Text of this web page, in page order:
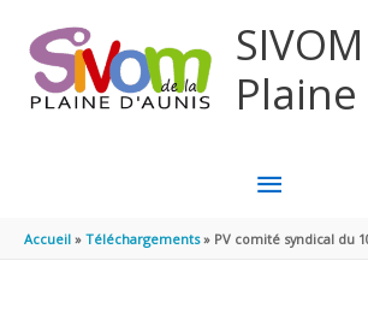
MENU
Accueil Téléchargements PV comité syndical du